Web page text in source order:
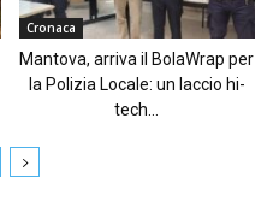
Cronaca
Mantova, arriva il BolaWrap per
la Polizia Locale: un laccio hi-
tech...